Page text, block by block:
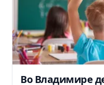
Во Владимире